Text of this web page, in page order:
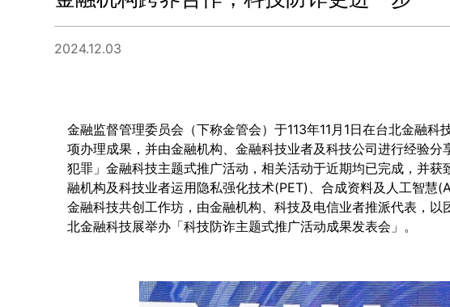
2024.12.03
金融监督管理委员会（下称金管会）于113年11月1日在台北金融
项办理成果，并由金融机构、金融科技业者及科技公司进行经验
犯罪」金融科技主题式推广活动，相关活动于近期均已完成，并
融机构及科技业者运用隐私强化技术(PET)、合成资料及人工智慧
金融科技共创工作坊，由金融机构、科技及电信业者推派代表，
北金融科技展举办「科技防诈主题式推广活动成果发表会」。